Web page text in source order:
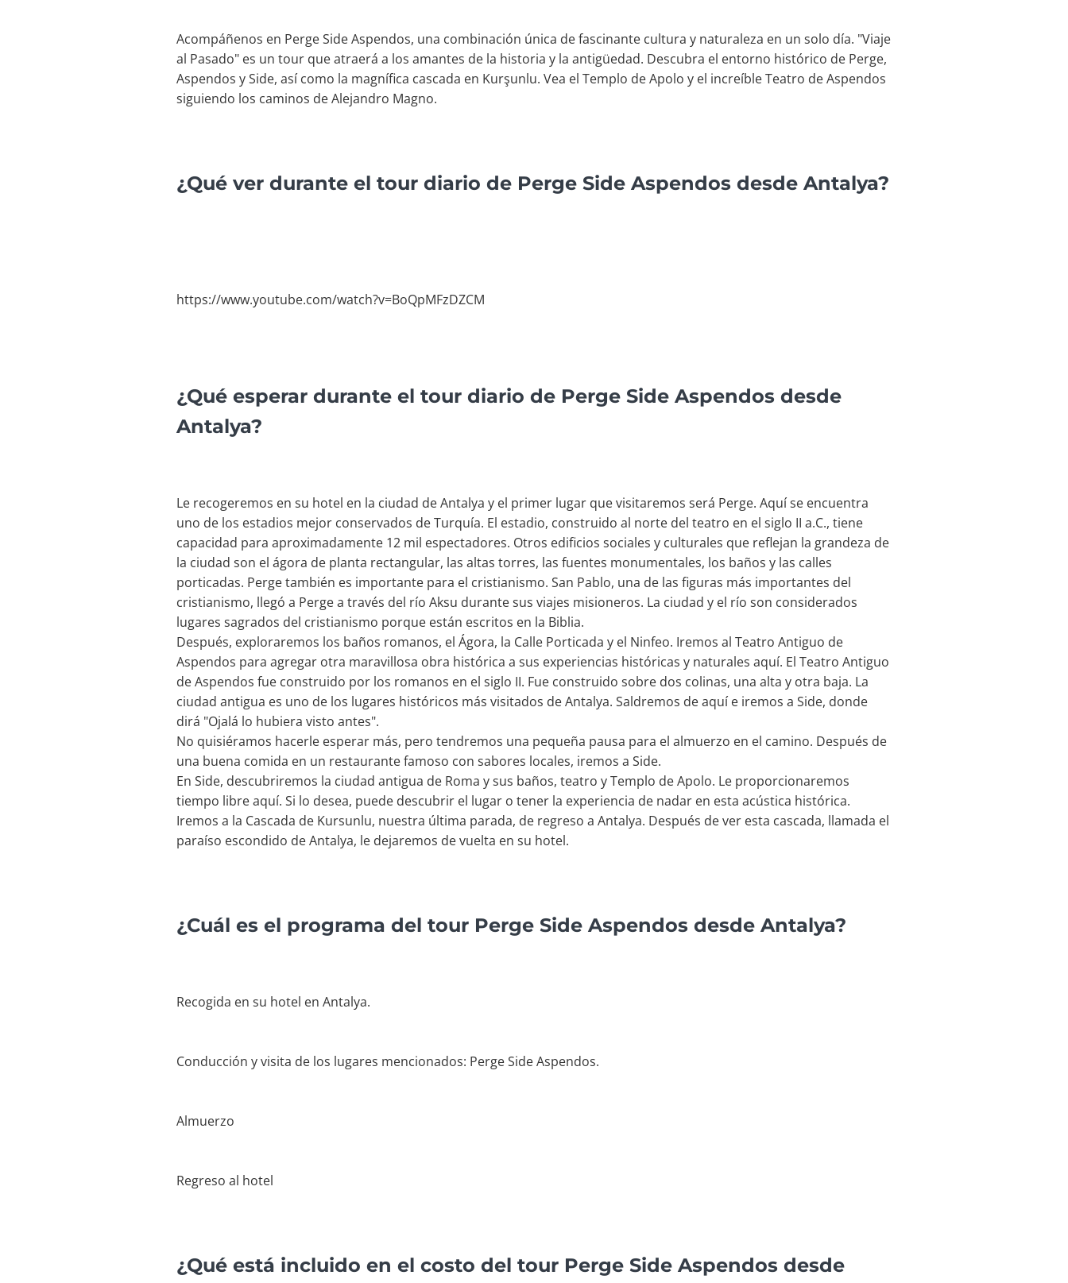
Acompáñenos en Perge Side Aspendos, una combinación única de fascinante cultura y naturaleza en un solo día. "Viaje
al Pasado" es un tour que atraerá a los amantes de la historia y la antigüedad. Descubra el entorno histórico de Perge,
Aspendos y Side, así como la magnífica cascada en Kurşunlu. Vea el Templo de Apolo y el increíble Teatro de Aspendos
siguiendo los caminos de Alejandro Magno.
¿Qué ver durante el tour diario de Perge Side Aspendos desde Antalya?
https://www.youtube.com/watch?v=BoQpMFzDZCM
¿Qué esperar durante el tour diario de Perge Side Aspendos desde
Antalya?
Le recogeremos en su hotel en la ciudad de Antalya y el primer lugar que visitaremos será Perge. Aquí se encuentra
uno de los estadios mejor conservados de Turquía. El estadio, construido al norte del teatro en el siglo II a.C., tiene
capacidad para aproximadamente 12 mil espectadores. Otros edificios sociales y culturales que reflejan la grandeza de
la ciudad son el ágora de planta rectangular, las altas torres, las fuentes monumentales, los baños y las calles
porticadas. Perge también es importante para el cristianismo. San Pablo, una de las figuras más importantes del
cristianismo, llegó a Perge a través del río Aksu durante sus viajes misioneros. La ciudad y el río son considerados
lugares sagrados del cristianismo porque están escritos en la Biblia.
Después, exploraremos los baños romanos, el Ágora, la Calle Porticada y el Ninfeo. Iremos al Teatro Antiguo de
Aspendos para agregar otra maravillosa obra histórica a sus experiencias históricas y naturales aquí. El Teatro Antiguo
de Aspendos fue construido por los romanos en el siglo II. Fue construido sobre dos colinas, una alta y otra baja. La
ciudad antigua es uno de los lugares históricos más visitados de Antalya. Saldremos de aquí e iremos a Side, donde
dirá "Ojalá lo hubiera visto antes".
No quisiéramos hacerle esperar más, pero tendremos una pequeña pausa para el almuerzo en el camino. Después de
una buena comida en un restaurante famoso con sabores locales, iremos a Side.
En Side, descubriremos la ciudad antigua de Roma y sus baños, teatro y Templo de Apolo. Le proporcionaremos
tiempo libre aquí. Si lo desea, puede descubrir el lugar o tener la experiencia de nadar en esta acústica histórica.
Iremos a la Cascada de Kursunlu, nuestra última parada, de regreso a Antalya. Después de ver esta cascada, llamada el
paraíso escondido de Antalya, le dejaremos de vuelta en su hotel.
¿Cuál es el programa del tour Perge Side Aspendos desde Antalya?
Recogida en su hotel en Antalya.
Conducción y visita de los lugares mencionados: Perge Side Aspendos.
Almuerzo
Regreso al hotel
¿Qué está incluido en el costo del tour Perge Side Aspendos desde